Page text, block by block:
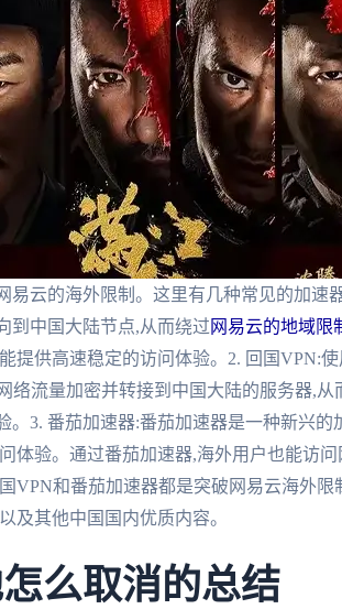
易云的海外限制。这里有几种常见的加速
到中国大陆节点,从而绕过 网易云的地域限
提供高速稳定的访问体验。2. 回国VPN:
络流量加密并转接到中国大陆的服务器,
。3. 番茄加速器:番茄加速器是一种新兴
体验。通过番茄加速器,海外用户也能访
VPN和番茄加速器都是突破网易云海外
及其他中国国内优质内容。
么取消的总结